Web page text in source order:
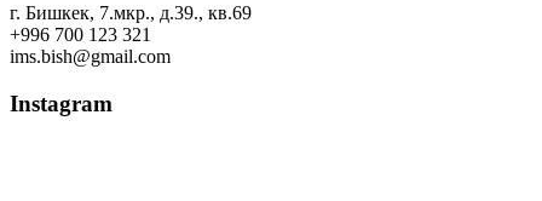
г. Бишкек, 7.мкр., д.39., кв.69
+996 700 123 321
ims.bish@gmail.com
Instagram